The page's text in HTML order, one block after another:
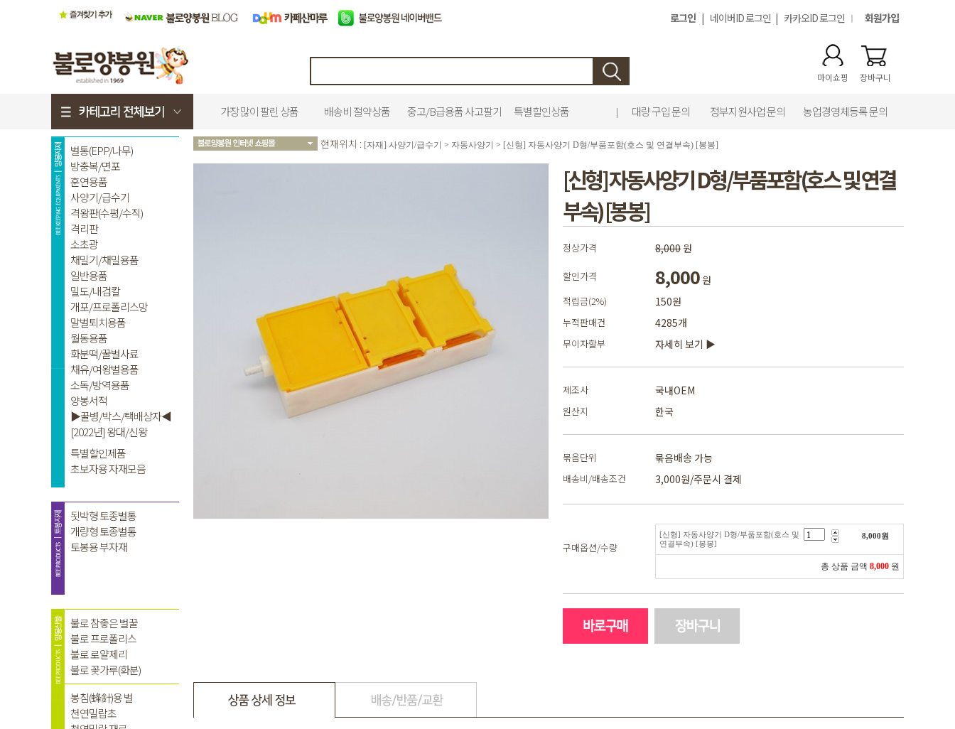
로그인 | 네이버ID 로그인 | 카카오ID 로그인 회원가입
마이쇼핑 장바구니
가장 많이 팔린 상품 배송비 절약상품 중고/B급용품 사고팔기 특별할인상품 | 대량 구입 문의 정부지원사업 문의 농업경영체등록 문의
현재위치 : [자재] 사양기/급수기 > 자동사양기 > [신형] 자동사양기 D형/부품포함(호스 및 연결부속) [봉봉]
[신형] 자동사양기 D형/부품포함(호스 및 연결
부속) [봉봉]
정상가격 8,000 원
할인가격 8,000 원
적립금(2%) 150원
누적판매건 4285개
무이자할부 자세히 보기 ▶
제조사 국내OEM
원산지 한국
묶음단위 묶음배송 가능
배송비/배송조건 3,000원/주문시 결제
구매옵션/수량
[신형] 자동사양기 D형/부품포함(호스 및
연결부속) [봉봉]
8,000원
총 상품 금액 8,000 원